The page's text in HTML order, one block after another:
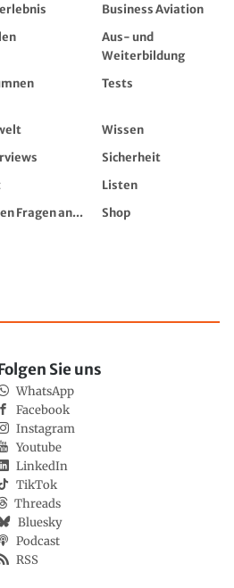
Business Aviation
Aus- und
Weiterbildung
Tests
Wissen
Sicherheit
Listen
Fragen an...
Shop
Sie uns
WhatsApp
Facebook
Instagram
Youtube
LinkedIn
TikTok
Threads
Bluesky
Podcast
RSS